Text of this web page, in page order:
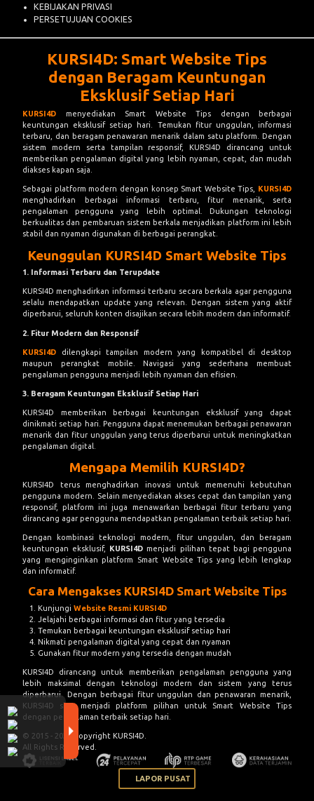
KEBIJAKAN PRIVASI
PERSETUJUAN COOKIES
KURSI4D: Smart Website Tips
dengan Beragam Keuntungan
Eksklusif Setiap Hari
KURSI4D menyediakan Smart Website Tips dengan berbagai
keuntungan eksklusif setiap hari. Temukan fitur unggulan, informasi
terbaru, dan beragam penawaran menarik dalam satu platform. Dengan
sistem modern serta tampilan responsif, KURSI4D dirancang untuk
memberikan pengalaman digital yang lebih nyaman, cepat, dan mudah
diakses kapan saja.
Sebagai platform modern dengan konsep Smart Website Tips, KURSI4D
menghadirkan berbagai informasi terbaru, fitur menarik, serta
pengalaman pengguna yang lebih optimal. Dukungan teknologi
berkualitas dan pembaruan sistem berkala menjadikan platform ini lebih
stabil dan nyaman digunakan di berbagai perangkat.
Keunggulan KURSI4D Smart Website Tips
1. Informasi Terbaru dan Terupdate
KURSI4D menghadirkan informasi terbaru secara berkala agar pengguna
selalu mendapatkan update yang relevan. Dengan sistem yang aktif
diperbarui, seluruh konten disajikan secara lebih modern dan informatif.
2. Fitur Modern dan Responsif
KURSI4D dilengkapi tampilan modern yang kompatibel di desktop
maupun perangkat mobile. Navigasi yang sederhana membuat
pengalaman pengguna menjadi lebih nyaman dan efisien.
3. Beragam Keuntungan Eksklusif Setiap Hari
KURSI4D memberikan berbagai keuntungan eksklusif yang dapat
dinikmati setiap hari. Pengguna dapat menemukan berbagai penawaran
menarik dan fitur unggulan yang terus diperbarui untuk meningkatkan
pengalaman digital.
Mengapa Memilih KURSI4D?
KURSI4D terus menghadirkan inovasi untuk memenuhi kebutuhan
pengguna modern. Selain menyediakan akses cepat dan tampilan yang
responsif, platform ini juga menawarkan berbagai fitur terbaru yang
dirancang agar pengguna mendapatkan pengalaman terbaik setiap hari.
Dengan kombinasi teknologi modern, fitur unggulan, dan beragam
keuntungan eksklusif, KURSI4D menjadi pilihan tepat bagi pengguna
yang menginginkan platform Smart Website Tips yang lebih lengkap
dan informatif.
Cara Mengakses KURSI4D Smart Website Tips
KunjungiWebsite Resmi KURSI4D
Jelajahi berbagai informasi dan fitur yang tersedia
Temukan berbagai keuntungan eksklusif setiap hari
Nikmati pengalaman digital yang cepat dan nyaman
Gunakan fitur modern yang tersedia dengan mudah
KURSI4D dirancang untuk memberikan pengalaman pengguna yang
lebih maksimal dengan teknologi modern dan sistem yang terus
diperbarui. Dengan berbagai fitur unggulan dan penawaran menarik,
KURSI4D siap menjadi platform pilihan untuk Smart Website Tips
dengan pengalaman terbaik setiap hari.
© 2015 - 2026 Copyright KURSI4D.
All Rights Reserved.
LAPOR PUSAT